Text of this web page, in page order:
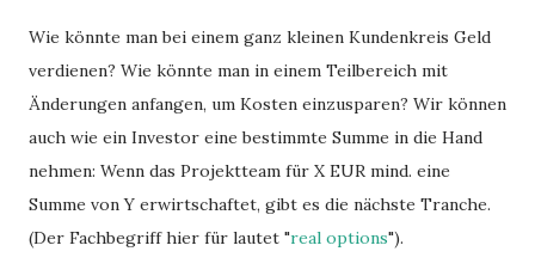
Wie könnte man bei einem ganz kleinen Kundenkreis Geld
verdienen? Wie könnte man in einem Teilbereich mit
Änderungen anfangen, um Kosten einzusparen? Wir können
auch wie ein Investor eine bestimmte Summe in die Hand
nehmen: Wenn das Projektteam für X EUR mind. eine
Summe von Y erwirtschaftet, gibt es die nächste Tranche.
(Der Fachbegriff hier für lautet "real options").